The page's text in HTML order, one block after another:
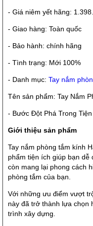
- Giá niêm yết hãng:
- Giao hàng: Toàn quốc
- Bảo hành: chính hãng
- Tình trạng: Mới 100%
- Danh mục: Tay nắm
Tên sản phẩm: Tay Nắm
- Bước Đột Phá Trong
Giới thiệu sản phẩm
Tay nắm phòng tắm kính
phẩm tiện ích giúp bạn
còn mang lại phong cách
phòng tắm của bạn.
Với những ưu điểm vượt
này đã trở thành lựa chọn
trình xây dựng.